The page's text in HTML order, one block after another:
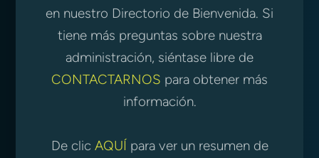
en nuestro Directorio de Bienvenida. Si
tiene más preguntas sobre nuestra
administración, siéntase libre de
CONTACTARNOS para obtener más
información.
De clic AQUÍ para ver un resumen de